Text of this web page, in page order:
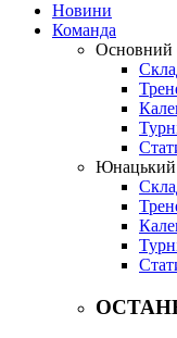
Новини
Команда
Основний
Юнацький